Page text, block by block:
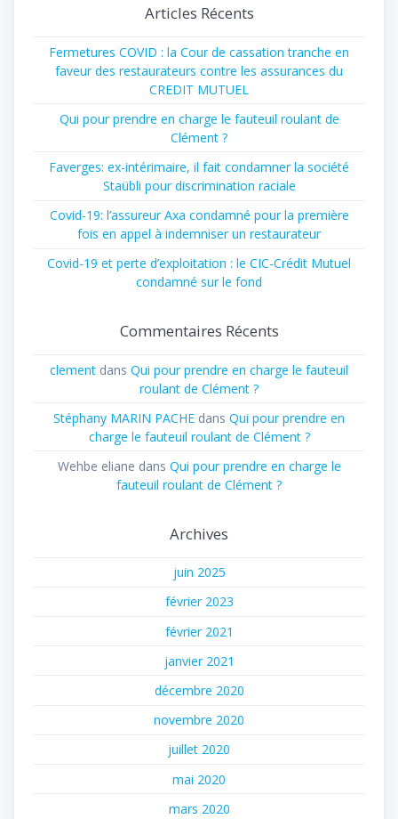
Articles Récents
Fermetures COVID : la Cour de cassation tranche en
faveur des restaurateurs contre les assurances du
CREDIT MUTUEL
Qui pour prendre en charge le fauteuil roulant de
Clément ?
Faverges: ex-intérimaire, il fait condamner la société
Staübli pour discrimination raciale
Covid-19: l’assureur Axa condamné pour la première
fois en appel à indemniser un restaurateur
Covid-19 et perte d’exploitation : le CIC-Crédit Mutuel
condamné sur le fond
Commentaires Récents
clement dans Qui pour prendre en charge le fauteuil
roulant de Clément ?
Stéphany MARIN PACHE dans Qui pour prendre en
charge le fauteuil roulant de Clément ?
Wehbe eliane dans Qui pour prendre en charge le
fauteuil roulant de Clément ?
Archives
juin 2025
février 2023
février 2021
janvier 2021
décembre 2020
novembre 2020
juillet 2020
mai 2020
mars 2020